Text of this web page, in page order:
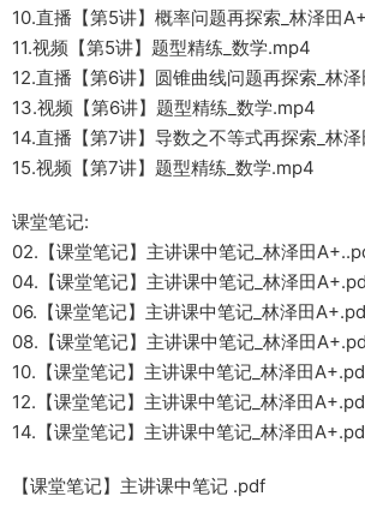
10.直播【第5讲】概率问题再探索_林泽田
11.视频【第5讲】题型精练_数学.mp4
12.直播【第6讲】圆锥曲线问题再探索_林
13.视频【第6讲】题型精练_数学.mp4
14.直播【第7讲】导数之不等式再探索_林
15.视频【第7讲】题型精练_数学.mp4
课堂笔记:
02.【课堂笔记】主讲课中笔记_林泽田
04.【课堂笔记】主讲课中笔记_林泽田
06.【课堂笔记】主讲课中笔记_林泽田
08.【课堂笔记】主讲课中笔记_林泽田
10.【课堂笔记】主讲课中笔记_林泽田
12.【课堂笔记】主讲课中笔记_林泽田
14.【课堂笔记】主讲课中笔记_林泽田
【课堂笔记】主讲课中笔记 .pdf